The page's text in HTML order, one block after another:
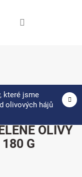
které jsme
olivových hájů
OLIVY
180 G